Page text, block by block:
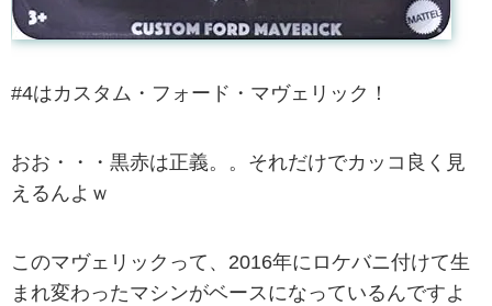
#4はカスタム・フォード・マヴェリック！
おお・・・黒赤は正義。。それだけでカッコ良く見
えるんよｗ
このマヴェリックって、2016年にロケバニ付けて生
まれ変わったマシンがベースになっているんですよ